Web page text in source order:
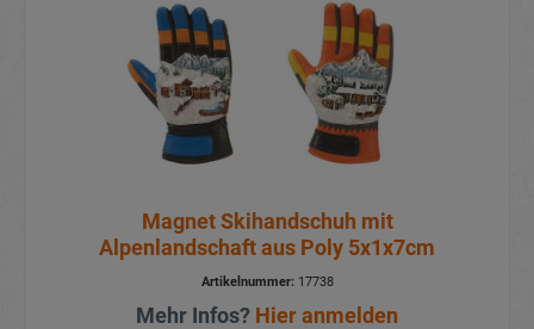
Magnet Skihandschuh mit
Alpenlandschaft aus Poly 5x1x7cm
Artikelnummer:17738
Mehr Infos? Hier anmelden